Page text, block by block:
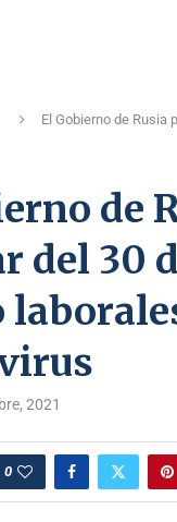
El Gobierno de Rusia
de
del 30
2021
0